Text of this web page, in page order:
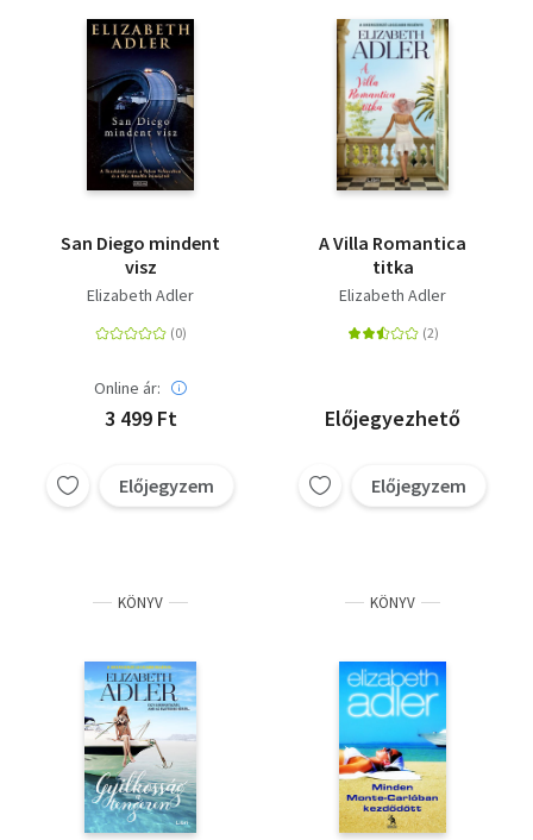
San Diego mindent
visz
Elizabeth Adler
Online ár:
3 499 Ft
Előjegyzem
A Villa Romantica
titka
Elizabeth Adler
Előjegyezhető
Előjegyzem
KÖNYV KÖNYV